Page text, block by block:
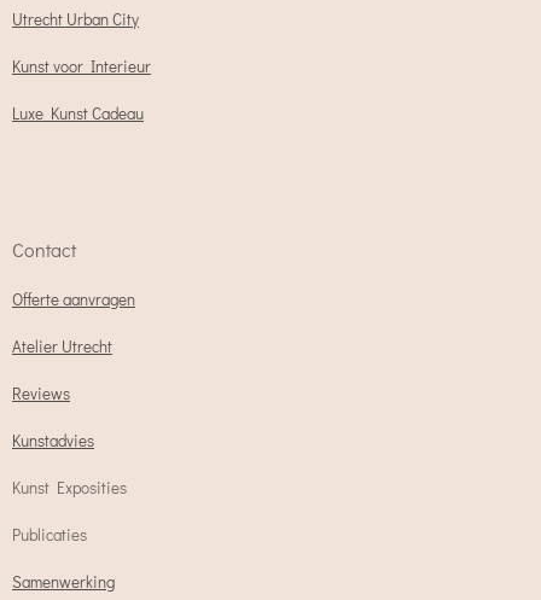
Utrecht Urban City
Kunst voor Interieur
Luxe Kunst Cadeau
Contact
Offerte aanvragen
Atelier Utrecht
Reviews
Kunstadvies
Kunst Exposities
Publicaties
Samenwerking